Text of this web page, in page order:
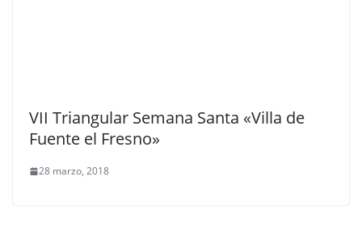
VII Triangular Semana Santa «Villa de
Fuente el Fresno»
28 marzo, 2018